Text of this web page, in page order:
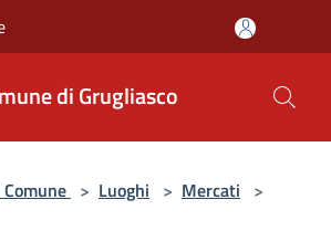
di Grugliasco
> Luoghi > Mercati >